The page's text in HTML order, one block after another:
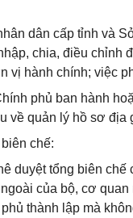
dân cấp tỉnh và
chia, điều chỉnh
vị hành chính; việc
phủ ban hành
về quản lý hồ sơ địa
chế:
duyệt tổng biên
của bộ, cơ
thành lập mà